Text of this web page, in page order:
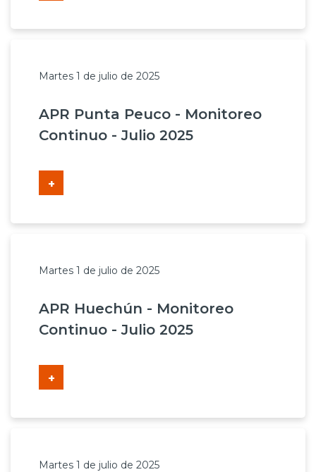
Martes 1 de julio de 2025
APR Punta Peuco - Monitoreo
Continuo - Julio 2025
+
Martes 1 de julio de 2025
APR Huechún - Monitoreo
Continuo - Julio 2025
+
Martes 1 de julio de 2025